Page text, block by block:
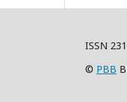
ISSN
© РВВ